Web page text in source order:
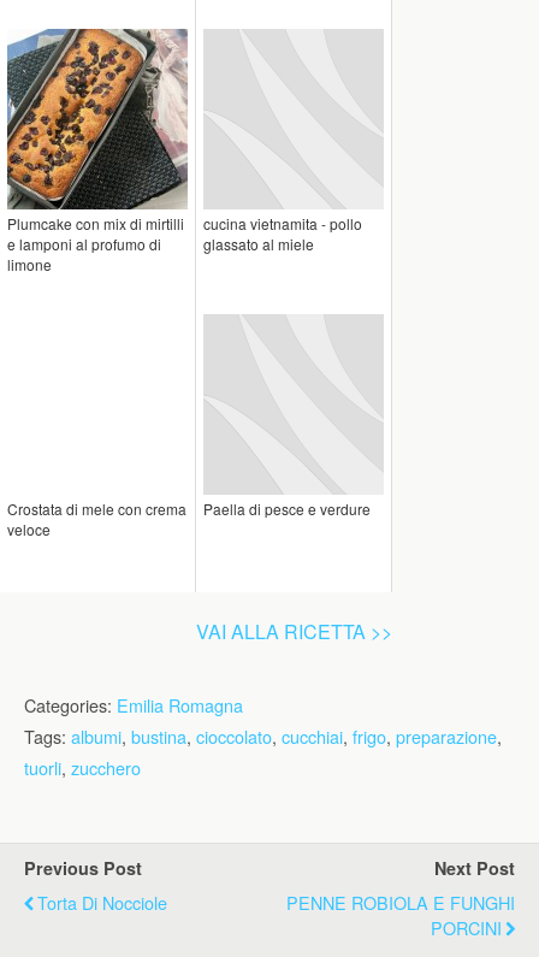
Plumcake con mix di mirtilli
e lamponi al profumo di
limone
cucina vietnamita - pollo
glassato al miele
Crostata di mele con crema
veloce
Paella di pesce e verdure
VAI ALLA RICETTA >>
Categories: Emilia Romagna
Tags: albumi, bustina, cioccolato, cucchiai, frigo, preparazione,
tuorli, zucchero
Previous Post
Torta Di Nocciole
Next Post
PENNE ROBIOLA E FUNGHI
PORCINI